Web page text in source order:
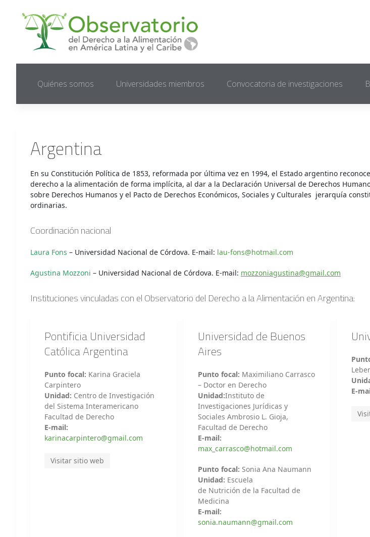
Quiénes somos Universidades miembros Convocatoria de investigaciones
Argentina
En su Constitución Política de 1853, reformada por última vez en 1994, el Estado argentino
derecho a la alimentación de forma implícita, al dar a la Declaración Universal de Derechos
sobre Derechos Humanos y el Pacto de Derechos Económicos, Sociales y Culturales jerarquía
ordinarias.
Coordinación nacional
Laura Fons – Universidad Nacional de Córdova. E-mail: lau-fons@hotmail.com
Agustina Mozzoni – Universidad Nacional de Córdova. E-mail: mozzoniagustina@gmail.com
Instituciones vinculadas con el Observatorio del Derecho a la Alimentación en Argentina:
Pontificia Universidad
Católica Argentina
Punto focal: Karina Graciela
Carpintero
Unidad: Centro de Investigación
del Sistema Interamericano
Facultad de Derecho
E-mail:
karinacarpintero@gmail.com
Visitar sitio web
Universidad de Buenos
Aires
Punto focal: Maximiliano Carrasco
– Doctor en Derecho
Unidad:Instituto de
Investigaciones Jurídicas y
Sociales Ambrosio L. Gioja,
Facultad de Derecho
E-mail:
max_carrasco@hotmail.com
Punto focal: Sonia Ana Naumann
Unidad: Escuela
de Nutrición de la Facultad de
Medicina
E-mail:
sonia.naumann@gmail.com
E-